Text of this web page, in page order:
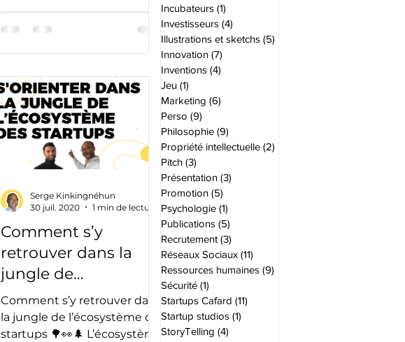
Comment s’y
retrouver dans la
jungle de
l’écosystème des
startups 🌳👀🌲
Comment s’y retrouver dans
la jungle de l’écosystème des
startups 🌳👀🌲 L’écosystème
Serge Kinkingnéhun
30 juil. 2020
Incubateurs (1)
Investisseurs (4)
Illustrations et sketchs (5)
Innovation (7)
Inventions (4)
Jeu (1)
Marketing (6)
Perso (9)
Philosophie (9)
Propriété intellectuelle (2)
Pitch (3)
Présentation (3)
Promotion (5)
Psychologie (1)
Publications (5)
Recrutement (3)
Réseaux Sociaux (11)
Ressources humaines (9)
Sécurité (1)
Startups Cafard (11)
Startup studios (1)
StoryTelling (4)